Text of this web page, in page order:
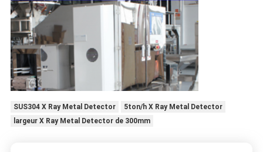
SUS304 X Ray Metal Detector
5ton/h X Ray Metal Detector
largeur X Ray Metal Detector de 300mm